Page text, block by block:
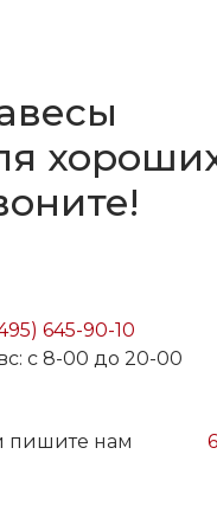
645-90-10
с 8-00 до 20-00
пишите нам